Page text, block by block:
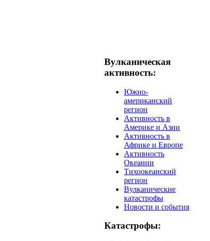
Вулканическая
активность:
Южно-
американский
регион
Активность в
Америке и Азии
Активность в
Африке и Европе
Активность
Океании
Тихоокеанский
регион
Вулканические
катастрофы
Новости и события
Катастрофы: